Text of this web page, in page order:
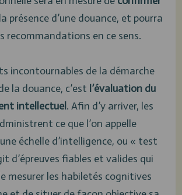
présence d’une douance, et pourra
recommandations en ce sens.
incontournables de la démarche
la douance, c’est l’évaluation du
intellectuel . Afin d’y arriver, les
ce que l’on appelle
échelle d’intelligence, ou « test
d’épreuves fiables et valides qui
mesurer les habiletés cognitives